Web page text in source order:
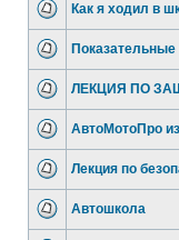
Как я ходил в
Показательные
ЛЕКЦИЯ ПО
АвтоМотоПро
Лекция по
Автошкола